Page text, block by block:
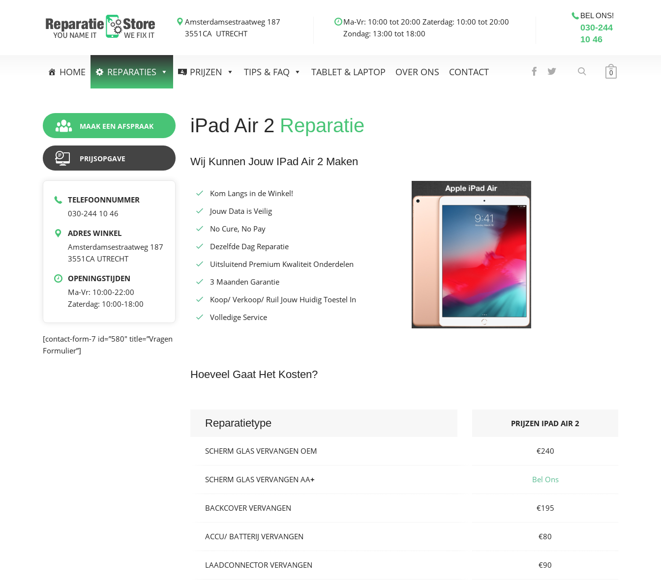
Amsterdamsestraatweg 187
3551CA UTRECHT
Ma-Vr: 10:00 tot 20:00 Zaterdag: 10:00 tot 20:00
Zondag: 13:00 tot 18:00
BEL ONS!
030-244
10 46
HOME REPARATIES PRIJZEN TIPS & FAQ TABLET & LAPTOP OVER ONS CONTACT 0
MAAK EEN AFSPRAAK
PRIJSOPGAVE
TELEFOONNUMMER
030-244 10 46
ADRES WINKEL
Amsterdamsestraatweg 187
3551CA UTRECHT
OPENINGSTIJDEN
Ma-Vr: 10:00-22:00
Zaterdag: 10:00-18:00
[contact-form-7 id=”580″ title=”Vragen
Formulier”]
iPad Air 2 Reparatie
Wij Kunnen Jouw IPad Air 2 Maken
Kom Langs in de Winkel!
Jouw Data is Veilig
No Cure, No Pay
Dezelfde Dag Reparatie
Uitsluitend Premium Kwaliteit Onderdelen
3 Maanden Garantie
Koop/ Verkoop/ Ruil Jouw Huidig Toestel In
Volledige Service
Hoeveel Gaat Het Kosten?
Reparatietype PRIJZEN IPAD AIR 2
SCHERM GLAS VERVANGEN OEM €240
SCHERM GLAS VERVANGEN AA+ Bel Ons
BACKCOVER VERVANGEN €195
ACCU/ BATTERIJ VERVANGEN €80
LAADCONNECTOR VERVANGEN €90